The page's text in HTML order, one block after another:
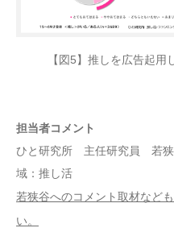
【図5】推しを広告起
担当者コメント
ひと研究所 主任研究員 若狭
域：推し活
若狭谷へのコメント取材など
い。